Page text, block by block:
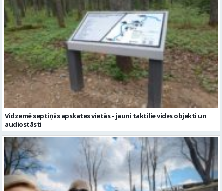
Vidzemē septiņās apskates vietās – jauni taktilie vides objekti un
audiostāsti